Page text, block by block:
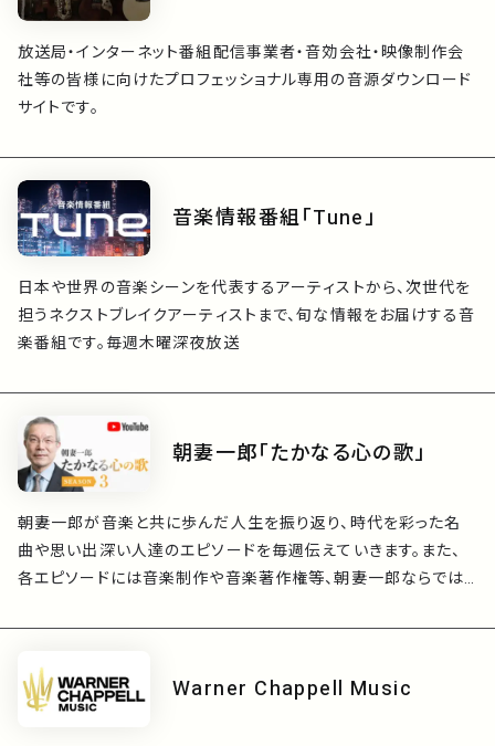
放送局・インターネット番組配信事業者・音効会社・映像制作会
社等の皆様に向けたプロフェッショナル専用の音源ダウンロード
サイトです。
音楽情報番組「Tune」
日本や世界の音楽シーンを代表するアーティストから、次世代を
担うネクストブレイクアーティストまで、旬な情報をお届けする音
楽番組です。毎週木曜深夜放送
朝妻一郎「たかなる心の歌」
朝妻一郎が音楽と共に歩んだ人生を振り返り、時代を彩った名
曲や思い出深い人達のエピソードを毎週伝えていきます。また、
各エピソードには音楽制作や音楽著作権等、朝妻一郎ならでは
思い出の一片に今なお残っている名曲に新しい魅力を発見して
いただけると幸いです。
Warner Chappell Music